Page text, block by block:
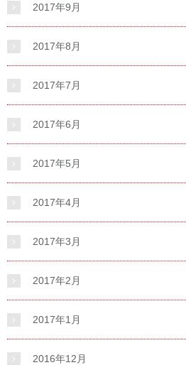
2017年9月
2017年8月
2017年7月
2017年6月
2017年5月
2017年4月
2017年3月
2017年2月
2017年1月
2016年12月